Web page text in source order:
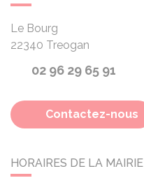
Le Bourg
22340 Treogan
02 96 29 65 91
Contactez-nous
HORAIRES DE LA MAIRIE